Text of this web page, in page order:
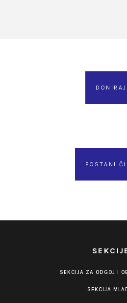
DONIRAJ
POSTANI
SEKCIJA ZA ODGOJ I
SEKCIJA